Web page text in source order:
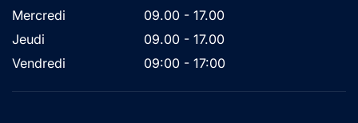
Mercredi
09.00 - 17.00
Jeudi
09.00 - 17.00
Vendredi
09:00 - 17:00